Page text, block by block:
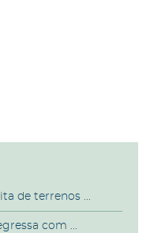
de terrenos ...
com ...